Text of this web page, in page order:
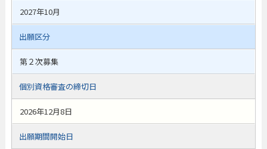
2027年10月
出願区分
第２次募集
個別資格審査の締切日
2026年12月8日
出願期間開始日